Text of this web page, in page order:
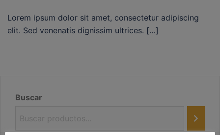
Lorem ipsum dolor sit amet, consectetur adipiscing
elit. Sed venenatis dignissim ultrices. […]
Buscar